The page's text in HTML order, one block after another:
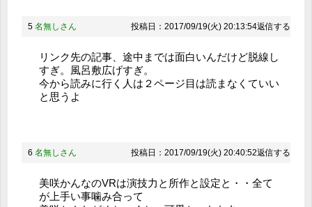
5 名無しさん 投稿日：2017/09/19(火) 20:13:54返信する
リンク先の記事、途中までは面白いんだけど脱線し
すぎ。風呂敷広げすぎ。
今から読みに行く人は２ページ目は読まなくていい
と思うよ
6 名無しさん 投稿日：2017/09/19(火) 20:40:52返信する
美咲かんなのVRは演技力と所作と設定と・・全て
が上手い事噛み合って